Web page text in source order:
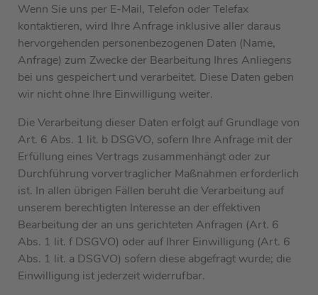
Wenn Sie uns per E-Mail, Telefon oder Telefax
kontaktieren, wird Ihre Anfrage inklusive aller daraus
hervorgehenden personenbezogenen Daten (Name,
Anfrage) zum Zwecke der Bearbeitung Ihres Anliegens
bei uns gespeichert und verarbeitet. Diese Daten geben
wir nicht ohne Ihre Einwilligung weiter.
Die Verarbeitung dieser Daten erfolgt auf Grundlage von
Art. 6 Abs. 1 lit. b DSGVO, sofern Ihre Anfrage mit der
Erfüllung eines Vertrags zusammenhängt oder zur
Durchführung vorvertraglicher Maßnahmen erforderlich
ist. In allen übrigen Fällen beruht die Verarbeitung auf
unserem berechtigten Interesse an der effektiven
Bearbeitung der an uns gerichteten Anfragen (Art. 6
Abs. 1 lit. f DSGVO) oder auf Ihrer Einwilligung (Art. 6
Abs. 1 lit. a DSGVO) sofern diese abgefragt wurde; die
Einwilligung ist jederzeit widerrufbar.